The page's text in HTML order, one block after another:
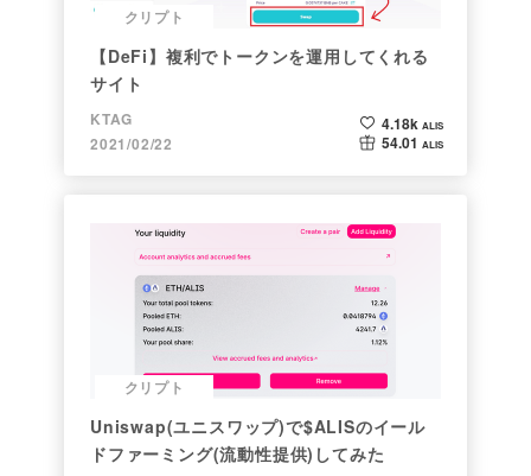
クリプト
【DeFi】複利でトークンを運用してくれる
サイト
KTAG
2021/02/22
4.18k ALIS
54.01 ALIS
クリプト
Uniswap(ユニスワップ)で$ALISのイール
ドファーミング(流動性提供)してみた